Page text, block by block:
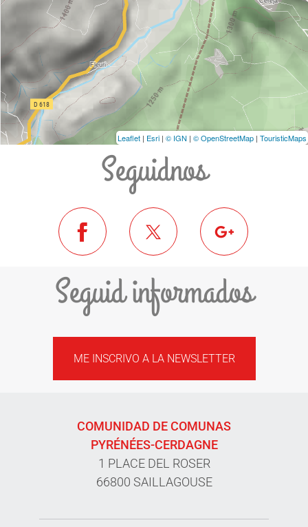
Leaflet | Esri | © IGN | © OpenStreetMap | TouristicMaps
Seguidnos
Seguid informados
ME INSCRIVO A LA NEWSLETTER
COMUNIDAD DE COMUNAS
PYRÉNÉES-CERDAGNE
1 PLACE DEL ROSER
66800 SAILLAGOUSE